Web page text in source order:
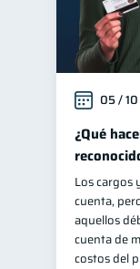
05 /
¿Qué
Los cargos
cuenta,
aquellos
cuenta de
costos del